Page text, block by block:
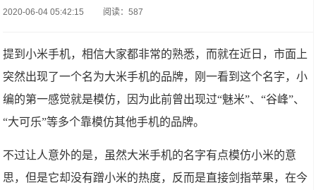
2020-06-04 05:42:15 阅读：587
提到小米手机，相信大家都非常的熟悉，而就在近日，市面上
突然出现了一个名为大米手机的品牌，刚一看到这个名字，小
编的第一感觉就是模仿，因为此前曾出现过“魅米”、“谷峰”、
“大可乐”等多个靠模仿其他手机的品牌。
不过让人意外的是，虽然大米手机的名字有点模仿小米的意
思，但是它却没有蹭小米的热度，反而是直接剑指苹果，在今